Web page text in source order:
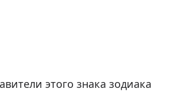
этого знака зодиака